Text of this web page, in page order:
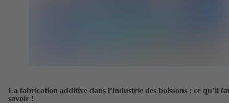
La fabrication additive dans l’industrie des boissons : ce qu’il
savoir !